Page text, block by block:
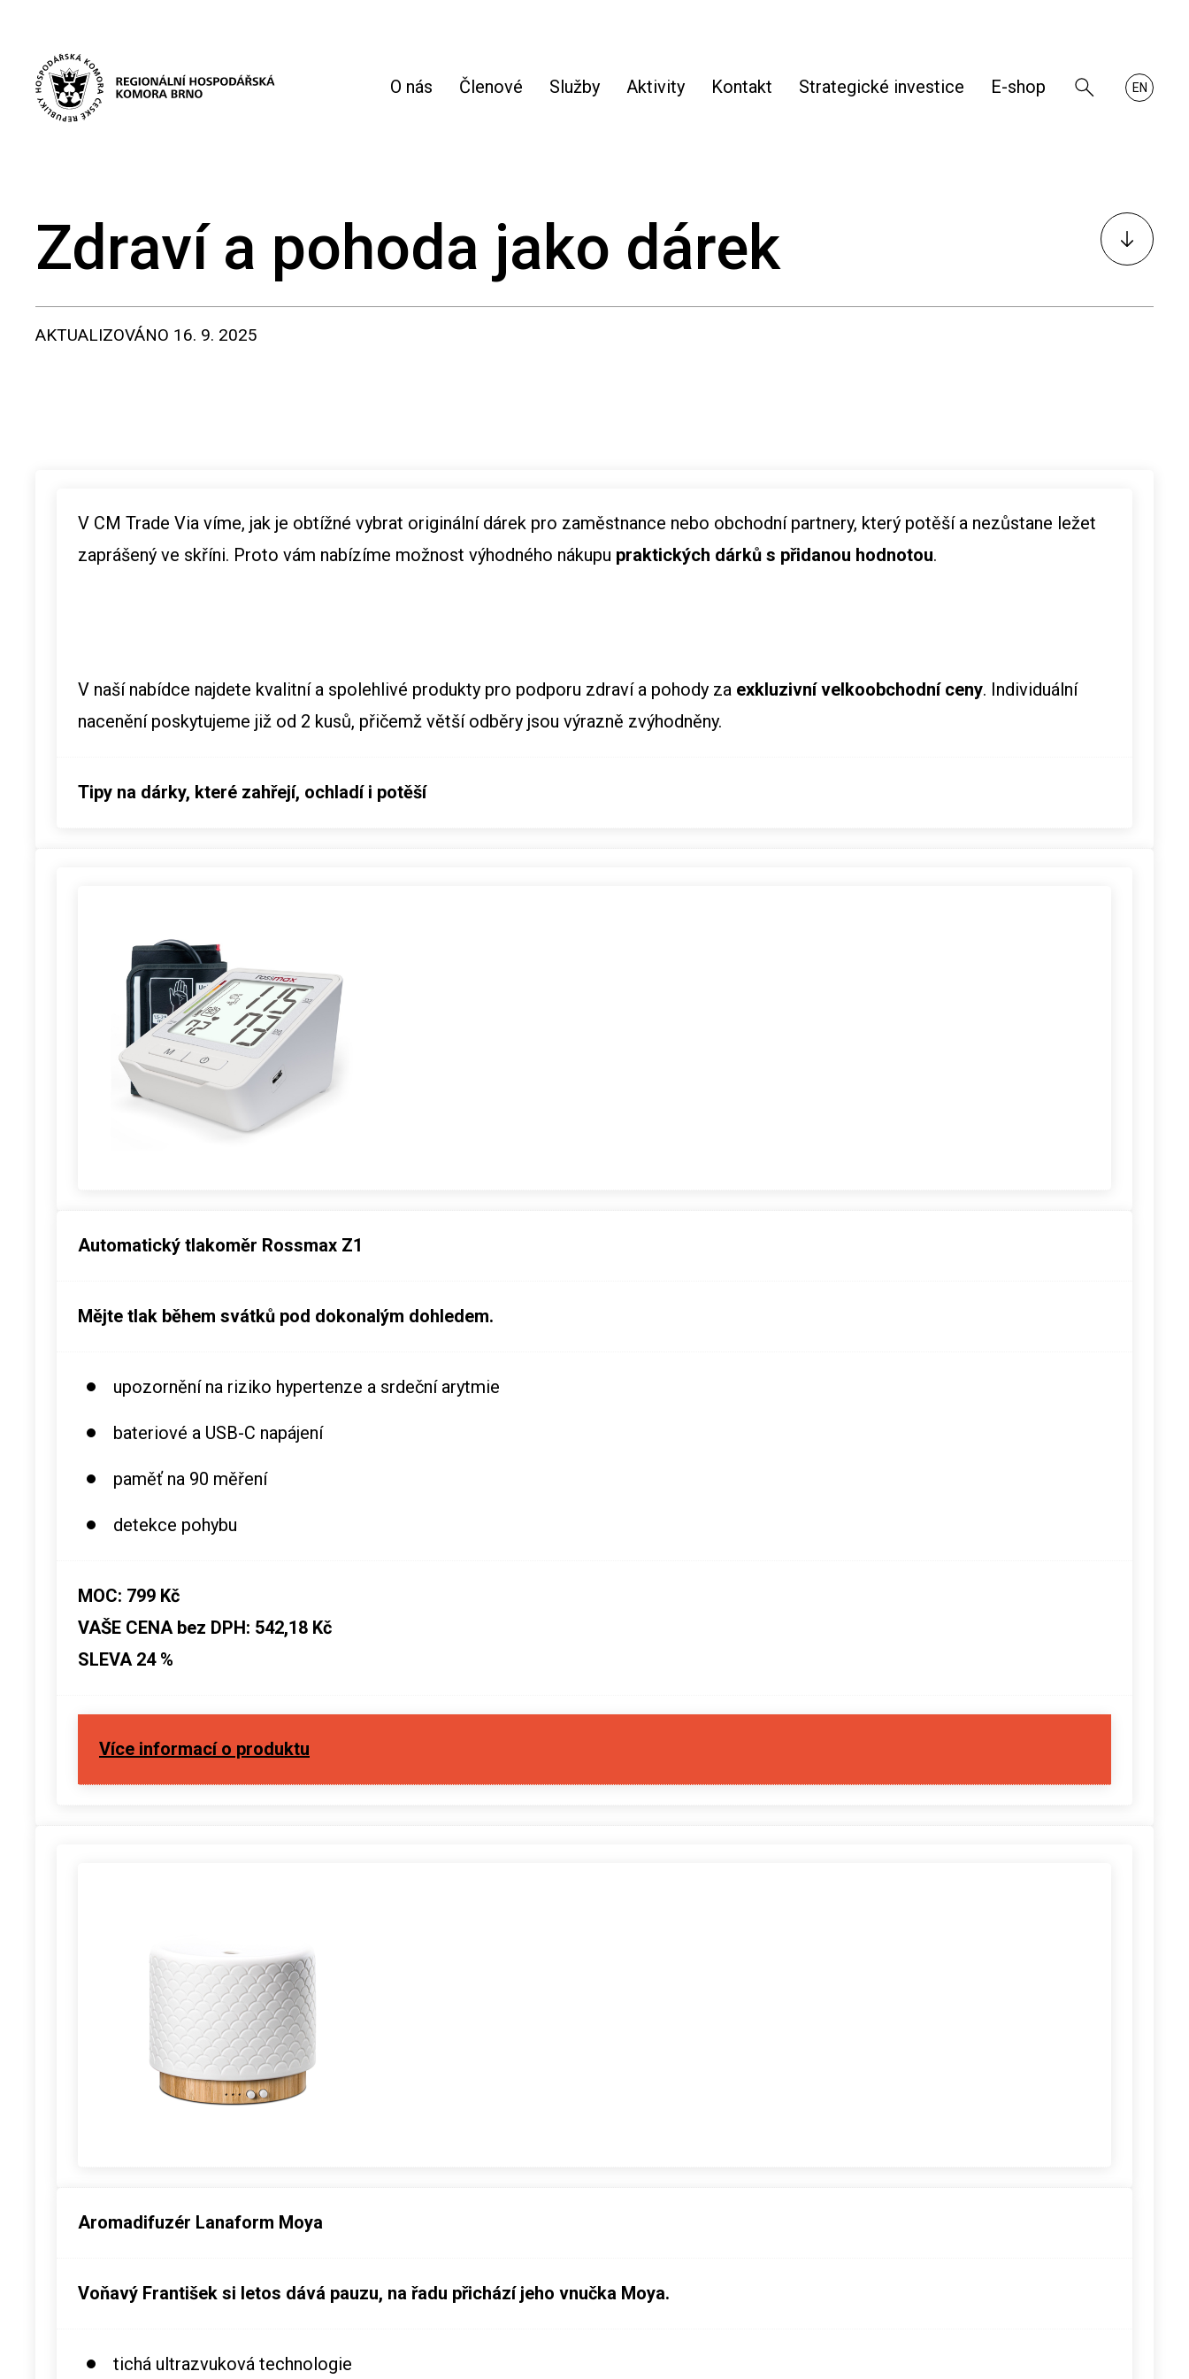
O nás Členové Služby Aktivity Kontakt Strategické investice E-shop
ZobrazitEN
About
Zdraví a pohoda jako dárek
K
obsahu
AKTUALIZOVÁNO 16. 9. 2025
V CM Trade Via víme, jak je obtížné vybrat originální dárek pro zaměstnance nebo obchodní partnery, který potěší a nezůstane ležet
zaprášený ve skříni. Proto vám nabízíme možnost výhodného nákupu praktických dárků s přidanou hodnotou.
V naší nabídce najdete kvalitní a spolehlivé produkty pro podporu zdraví a pohody za exkluzivní velkoobchodní ceny. Individuální
nacenění poskytujeme již od 2 kusů, přičemž větší odběry jsou výrazně zvýhodněny.
Tipy na dárky, které zahřejí, ochladí i potěší
Automatický tlakoměr Rossmax Z1
Mějte tlak během svátků pod dokonalým dohledem.
upozornění na riziko hypertenze a srdeční arytmie
bateriové a USB-C napájení
paměť na 90 měření
detekce pohybu
MOC: 799 Kč
VAŠE CENA bez DPH: 542,18 Kč
SLEVA 24 %
Více informací o produktu
Aromadifuzér Lanaform Moya
Voňavý František si letos dává pauzu, na řadu přichází jeho vnučka Moya.
tichá ultrazvuková technologie